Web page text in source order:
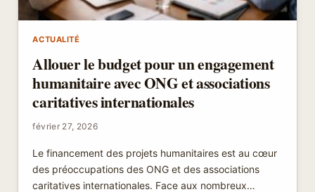
ACTUALITÉ
Allouer le budget pour un engagement
humanitaire avec ONG et associations
caritatives internationales
février 27, 2026
Le financement des projets humanitaires est au cœur
des préoccupations des ONG et des associations
caritatives internationales. Face aux nombreux…